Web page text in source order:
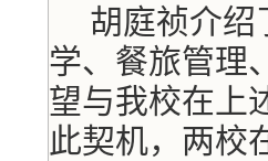
胡庭祯介绍
学、餐旅管理
望与我校在上
此契机，两校